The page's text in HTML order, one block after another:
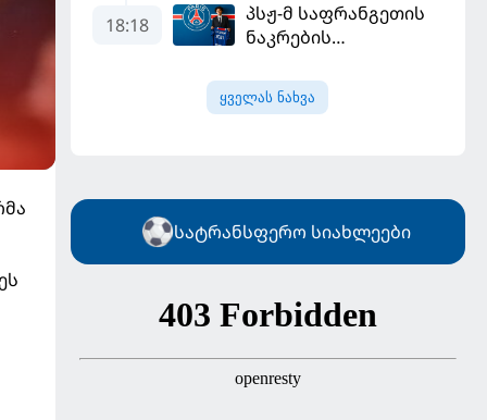
"ჰაიდუკთან"
განადგურდა
18:18
პსჟ-მ საფრანგეთის
ნაკრების
დაიმატა
ყველას ნახვა
სატრანსფერო სიახლეები